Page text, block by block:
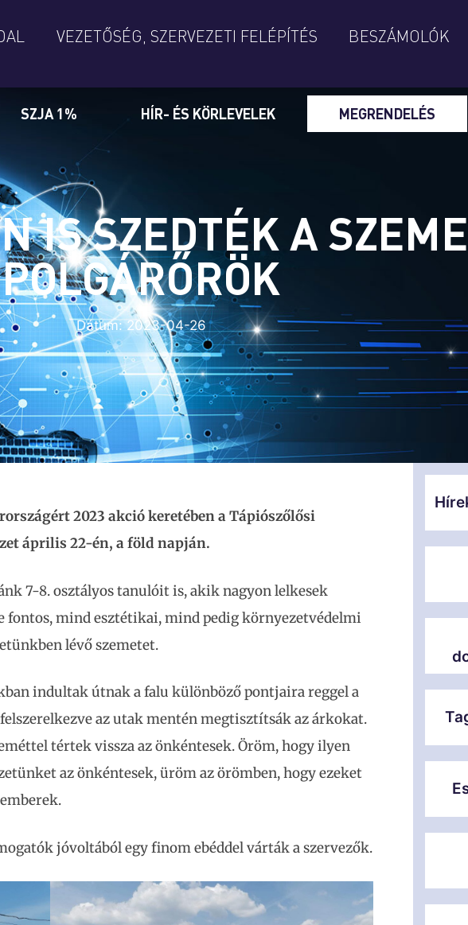
VEZETŐSÉG, SZERVEZETI FELÉPÍTÉS BESZÁMOLÓK
SZJA 1% HÍR- ÉS KÖRLEVELEK MEGRENDELÉS
IS SZEDTÉK A
POLGÁRŐRÖK
Dátum:2023-04-26
2023 akció keretében a Tápiószőlősi
április 22-én, a föld napján.
7-8. osztályos tanulóit is, akik nagyon lelkesek
mind esztétikai, mind pedig környezetvédelmi
lévő szemetet.
indultak útnak a falu különböző pontjaira reggel a
az utak mentén megtisztítsák az árkokat.
tértek vissza az önkéntesek. Öröm, hogy ilyen
az önkéntesek, üröm az örömben, hogy ezeket
jóvoltából egy finom ebéddel várták a szervezők.